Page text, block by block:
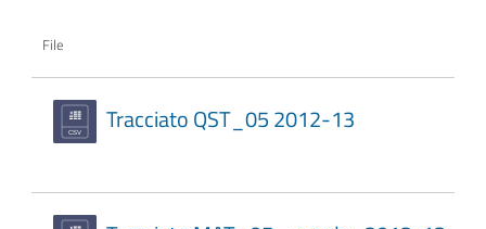
File
Tracciato QST_05 2012-13